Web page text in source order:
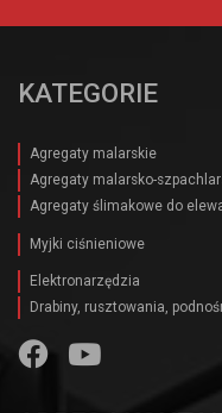
KATEGORIE
Agregaty malarskie
Agregaty malarsko-
Agregaty ślimakowe do
Myjki ciśnieniowe
Elektronarzędzia
Drabiny, rusztowania,